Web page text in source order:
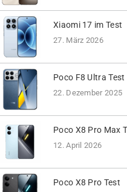
Xiaomi 17 im Test
27. März 2026
Poco F8 Ultra Test
22. Dezember 2025
Poco X8 Pro Max
12. April 2026
Poco X8 Pro Test